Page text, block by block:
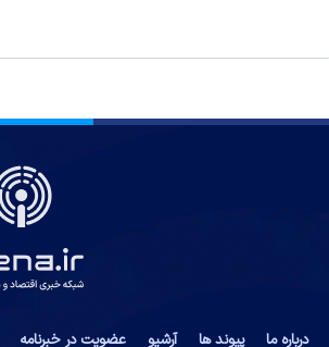
درباره ما پیوند ها آرشیو عضویت در خبرنامه